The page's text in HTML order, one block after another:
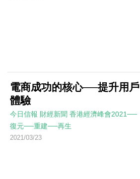
電商成功的核心──提升用戶
體驗
今日信報 財經新聞 香港經濟峰會2021──
復元──重建──再生
2021/03/23